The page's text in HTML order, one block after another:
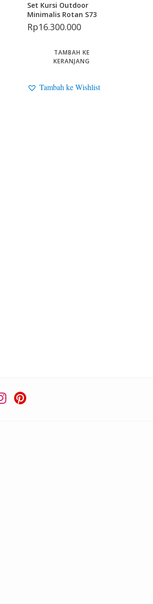
Set Kursi Outdoor
Minimalis Rotan S73
Rp16.300.000
TAMBAH KE
KERANJANG
Tambah ke Wishlist